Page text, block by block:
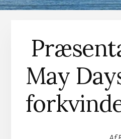
May